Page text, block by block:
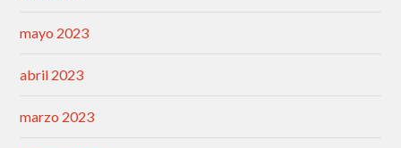
mayo 2023
abril 2023
marzo 2023